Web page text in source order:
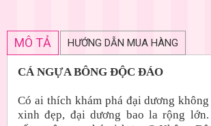
MÔ TẢ HƯỚNG DẪN MUA HÀNG
CÁ NGỰA BÔNG ĐỘC ĐÁO
Có ai thích khám phá đại dương
xinh đẹp, đại dương bao la rộng